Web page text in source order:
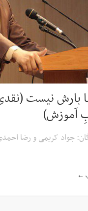
بارش نیست
آموزش)
جواد کریمی و رضا
←